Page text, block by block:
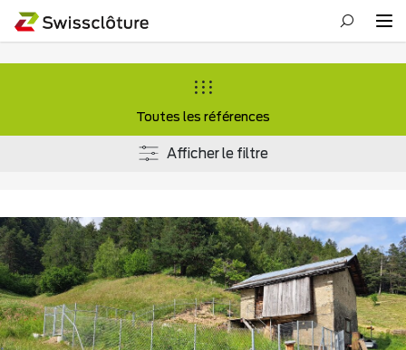
Toutes les références
Afficher le filtre